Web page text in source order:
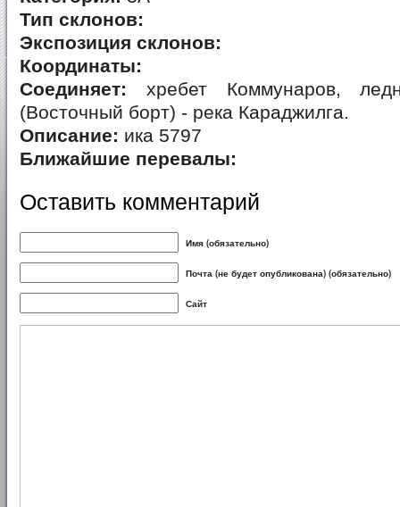
Тип склонов:
Экспозиция склонов:
Координаты:
Соединяет: хребет Коммунаров,
(Восточный борт) - река Караджилга.
Описание: ика 5797
Ближайшие перевалы:
Оставить комментарий
Имя (обязательно)
Почта (не будет опубликована) (обязательно)
Сайт